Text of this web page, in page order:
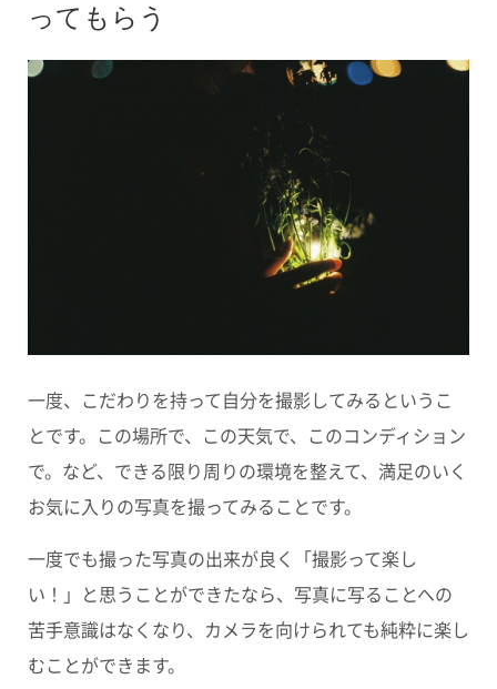
ってもらう
一度、こだわりを持って自分を撮影してみるというこ
とです。この場所で、この天気で、このコンディション
で。など、できる限り周りの環境を整えて、満足のいく
お気に入りの写真を撮ってみることです。
一度でも撮った写真の出来が良く「撮影って楽し
い！」と思うことができたなら、写真に写ることへの
苦手意識はなくなり、カメラを向けられても純粋に楽し
むことができます。